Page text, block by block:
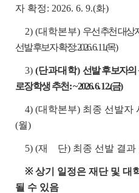
자 확정: 2026. 6. 9.(화)
2) (대학본부) 우선 추천 대상
선발 후보자 확정: 2026. 6. 11.(목)
3) (단과대학) 선발 후보자의
로장학생 추천:~ 2026. 6. 12.(금)
4) (대학본부) 최종 선발자
(월)
5) (재 단) 최종 선발 결과
※ 상기 일정은 재단 및 대
될 수 있음